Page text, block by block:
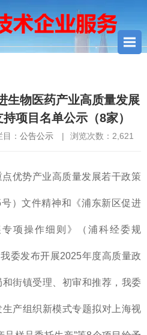
生物医药产业高质量发展
项目名单公示（8家）
目： 公告公示 | 浏览次数： 2,621
优势产业高质量发展若干政策
）文件精神和《浦东新区促进
项操作细则》（浦科经委规
委发布开展2025年度高质量政
街镇受理、初审和推荐，我委
产组织新模式专题拟对上海视